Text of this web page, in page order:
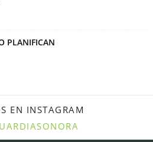
PLANIFICAN
EN INSTAGRAM